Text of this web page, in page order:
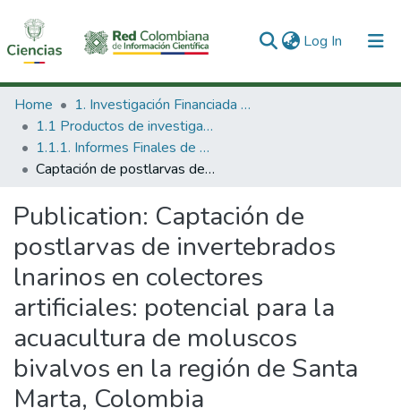
Log In (current)
Communities & Collections
All of DSpace
Statistics
Home
1. Investigación Financiada con Recursos Públicos
1.1 Productos de investigación
1.1.1. Informes Finales de Proyectos de Investigación
Captación de postlarvas de invertebrados lnarinos en colectores artificiales: potencial para la acuacultura de moluscos bivalvos en la región de Santa Marta, Colombia
Publication: Captación de
postlarvas de invertebrados
lnarinos en colectores
artificiales: potencial para la
acuacultura de moluscos
bivalvos en la región de Santa
Marta, Colombia